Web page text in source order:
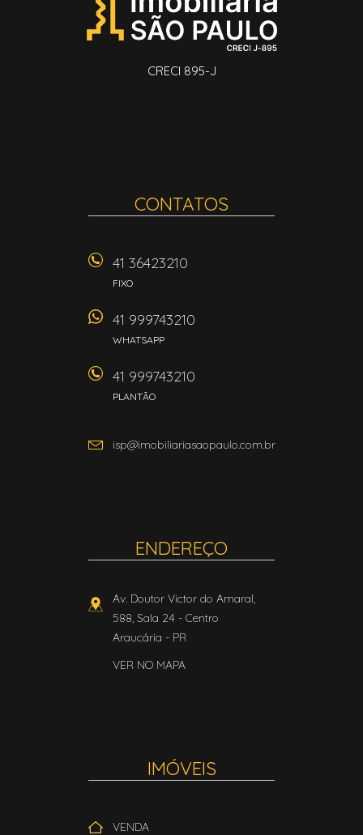
CRECI 895-J
CONTATOS
41 36423210
FIXO
41 999743210
WHATSAPP
41 999743210
PLANTÃO
isp@imobiliariasaopaulo.com.br
ENDEREÇO
Av. Doutor Victor do Amaral,
588, Sala 24 - Centro
Araucária - PR
VER NO MAPA
IMÓVEIS
VENDA